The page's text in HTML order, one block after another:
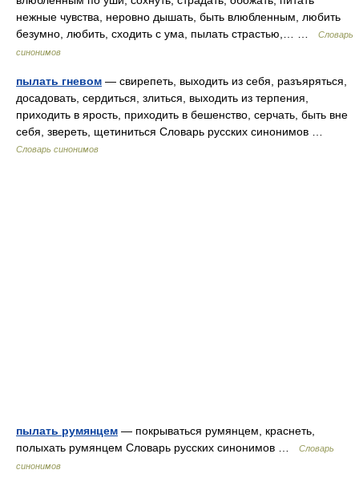
нежные чувства, неровно дышать, быть влюбленным, любить
безумно, любить, сходить с ума, пылать страстью,… …
Словарь
синонимов
пылать гневом — свирепеть, выходить из себя, разъяряться,
досадовать, сердиться, злиться, выходить из терпения,
приходить в ярость, приходить в бешенство, серчать, быть вне
себя, звереть, щетиниться Словарь русских синонимов …
Словарь синонимов
пылать румянцем — покрываться румянцем, краснеть,
полыхать румянцем Словарь русских синонимов …
Словарь
синонимов